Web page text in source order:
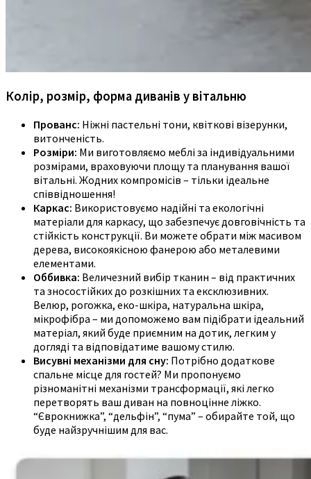
Колір, розмір, форма диванів у вітальню
Прованс: Ніжні пастельні тони, квіткові візерунки,
витонченість.
Розміри: Ми виготовляємо меблі за індивідуальними
розмірами, враховуючи площу та планування вашої
вітальні. Жодних компромісів – тільки ідеальне
співвідношення!
Каркас: Використовуємо надійні та екологічні
матеріали для каркасу, що забезпечує довговічність та
стійкість конструкції. Ви можете обрати між масивом
дерева, високоякісною фанерою або металевими
елементами.
Оббивка: Величезний вибір тканин – від практичних
та зносостійких до розкішних та ексклюзивних.
Велюр, рогожка, еко-шкіра, натуральна шкіра,
мікрофібра – ми допоможемо вам підібрати ідеальний
матеріал, який буде приємним на дотик, легким у
догляді та відповідатиме вашому стилю.
Висувні механізми для сну: Потрібно додаткове
спальне місце для гостей? Ми пропонуємо
різноманітні механізми трансформації, які легко
перетворять ваш диван на повноцінне ліжко.
“Єврокнижка”, “дельфін”, “пума” – обирайте той, що
буде найзручнішим для вас.